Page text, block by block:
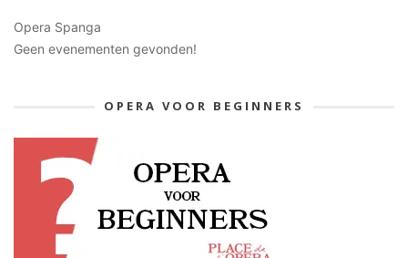
Opera Spanga
Geen evenementen gevonden!
OPERA VOOR BEGINNERS